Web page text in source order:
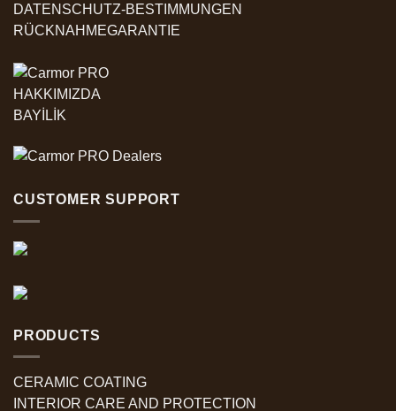
DATENSCHUTZ-BESTIMMUNGEN
RÜCKNAHMEGARANTIE
HAKKIMIZDA
BAYİLİK
CUSTOMER SUPPORT
PRODUCTS
CERAMIC COATING
INTERIOR CARE AND PROTECTION